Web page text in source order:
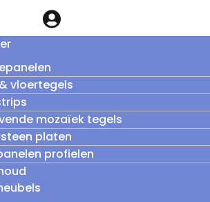
vloertegels
mozaïek tegels
platen
profielen